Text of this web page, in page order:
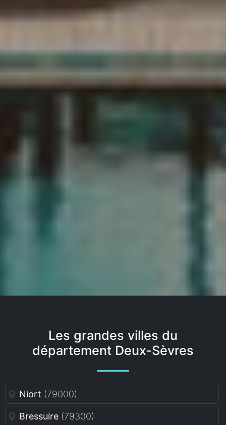
Les grandes villes du
département Deux-Sèvres
Niort (79000)
Bressuire (79300)